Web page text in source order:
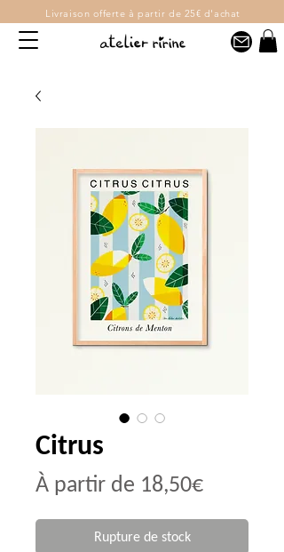
Livraison offerte à partir de 25€ d'achat
Citrus
À partir de 18,50€Prix
Rupture de stock